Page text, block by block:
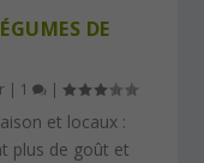
DE
| 1 |
et locaux :
plus de goût et